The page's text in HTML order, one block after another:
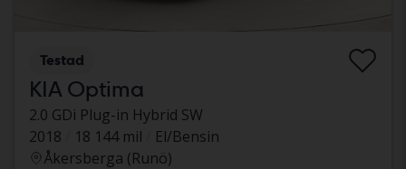
Testad
KIA Optima
2.0 GDi Plug-in Hybrid SW
2018
18 144 mil
El/Bensin
Åkersberga (Runö)